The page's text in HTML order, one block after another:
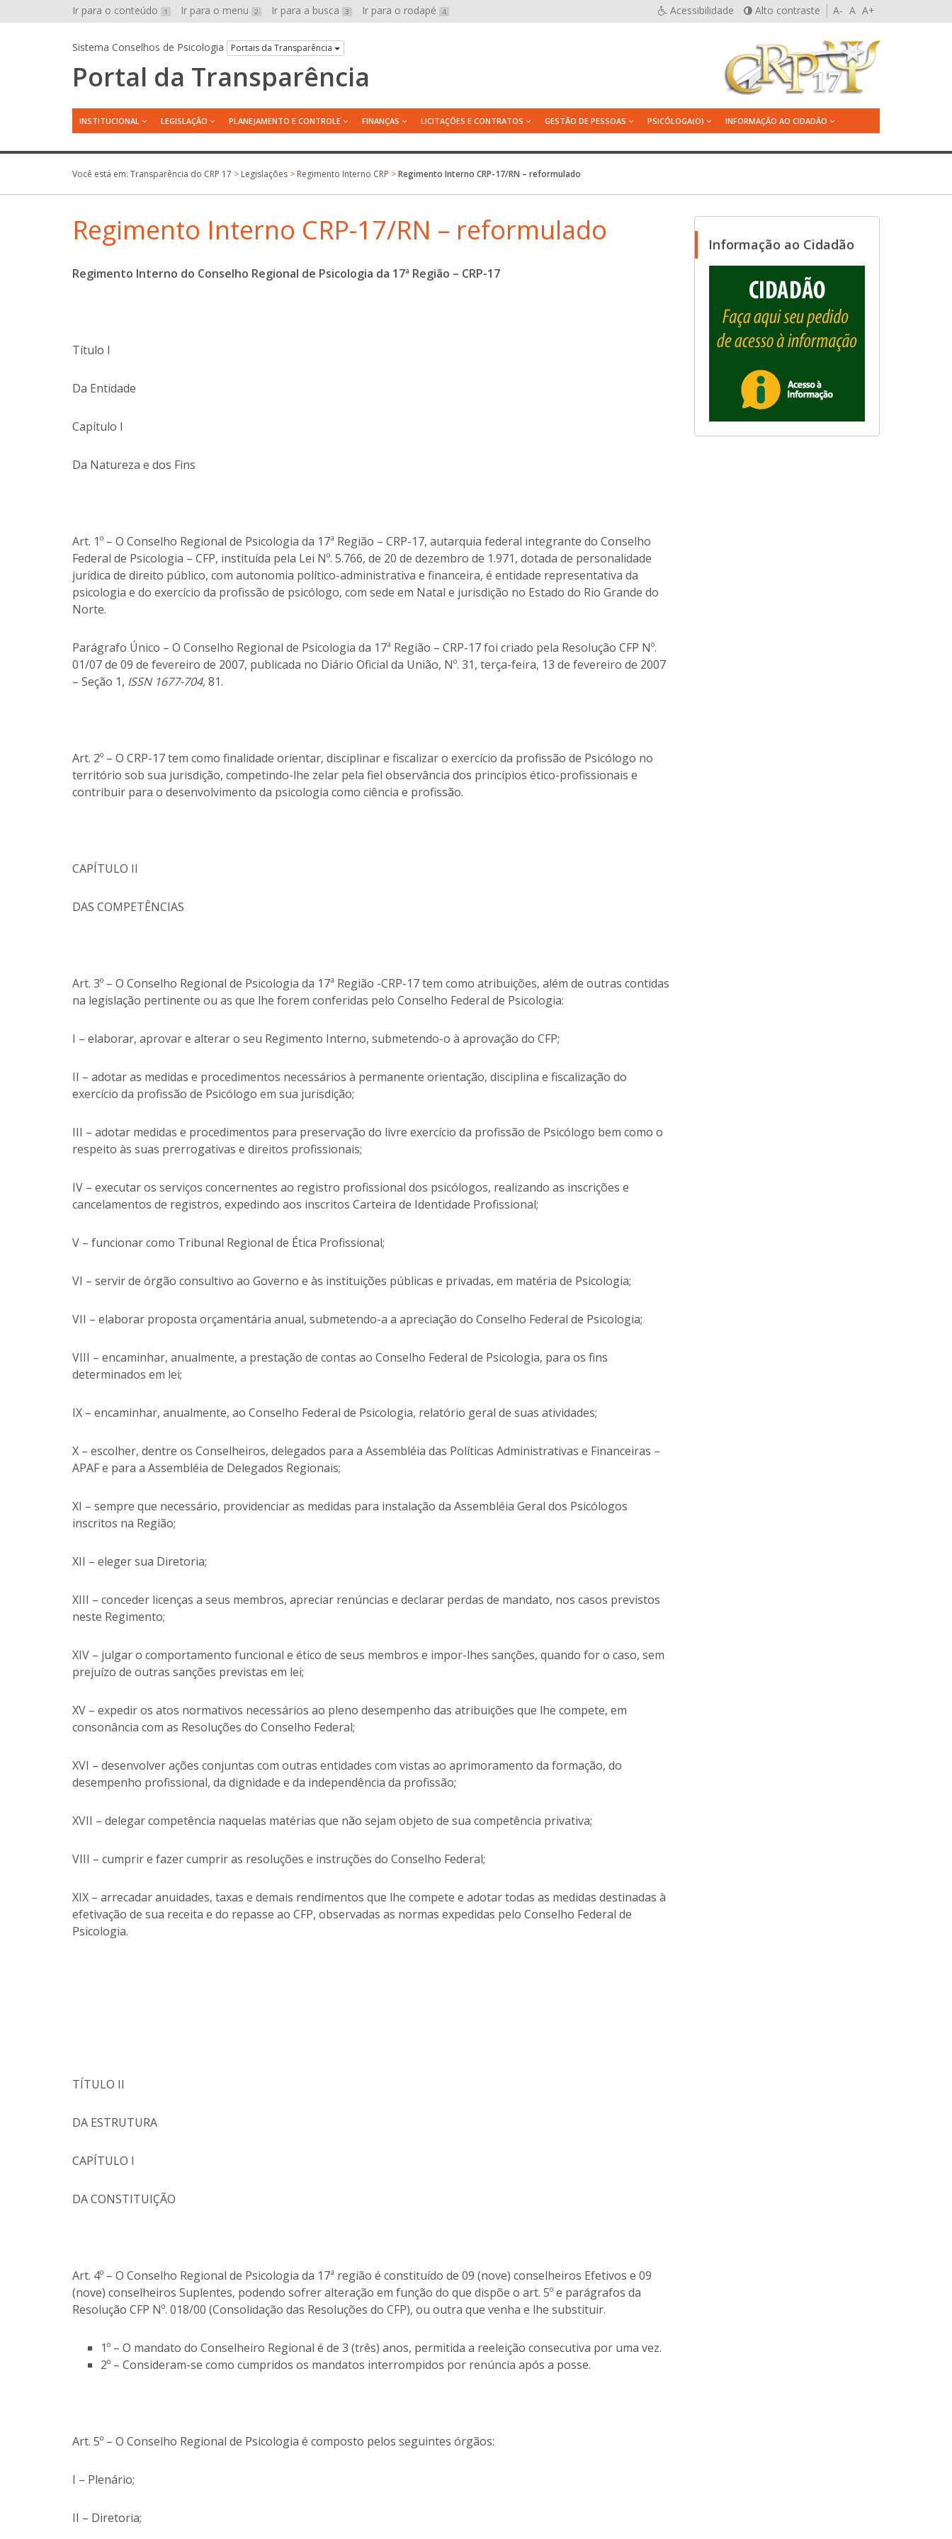
Ir para o conteúdo 1 Ir para o menu 2 Ir para a busca 3 Ir para o rodapé 4 Acessibilidade Alto contraste A- A A+
Sistema Conselhos de Psicologia Portais da Transparência
Portal da Transparência
INSTITUCIONAL LEGISLAÇÃO PLANEJAMENTO E CONTROLE FINANÇAS LICITAÇÕES E CONTRATOS GESTÃO DE PESSOAS PSICÓLOGA(O) INFORMAÇÃO AO CIDADÃO
Você está em: Transparência do CRP 17 > Legislações > Regimento Interno CRP >Regimento Interno CRP-17/RN – reformulado
Regimento Interno CRP-17/RN – reformulado
Regimento Interno do Conselho Regional de Psicologia da 17ª Região – CRP-17
Título I
Da Entidade
Capítulo I
Da Natureza e dos Fins
Art. 1º – O Conselho Regional de Psicologia da 17ª Região – CRP-17, autarquia federal integrante do Conselho
Federal de Psicologia – CFP, instituída pela Lei Nº. 5.766, de 20 de dezembro de 1.971, dotada de personalidade
jurídica de direito público, com autonomia político-administrativa e financeira, é entidade representativa da
psicologia e do exercício da profissão de psicólogo, com sede em Natal e jurisdição no Estado do Rio Grande do
Norte.
Parágrafo Único – O Conselho Regional de Psicologia da 17ª Região – CRP-17 foi criado pela Resolução CFP Nº.
01/07 de 09 de fevereiro de 2007, publicada no Diário Oficial da União, Nº. 31, terça-feira, 13 de fevereiro de 2007
– Seção 1, ISSN 1677-704,81.
Art. 2º – O CRP-17 tem como finalidade orientar, disciplinar e fiscalizar o exercício da profissão de Psicólogo no
território sob sua jurisdição, competindo-lhe zelar pela fiel observância dos princípios ético-profissionais e
contribuir para o desenvolvimento da psicologia como ciência e profissão.
CAPÍTULO II
DAS COMPETÊNCIAS
Art. 3º – O Conselho Regional de Psicologia da 17ª Região -CRP-17 tem como atribuições, além de outras contidas
na legislação pertinente ou as que lhe forem conferidas pelo Conselho Federal de Psicologia:
I – elaborar, aprovar e alterar o seu Regimento Interno, submetendo-o à aprovação do CFP;
II – adotar as medidas e procedimentos necessários à permanente orientação, disciplina e fiscalização do
exercício da profissão de Psicólogo em sua jurisdição;
III – adotar medidas e procedimentos para preservação do livre exercício da profissão de Psicólogo bem como o
respeito às suas prerrogativas e direitos profissionais;
IV – executar os serviços concernentes ao registro profissional dos psicólogos, realizando as inscrições e
cancelamentos de registros, expedindo aos inscritos Carteira de Identidade Profissional;
V – funcionar como Tribunal Regional de Ética Profissional;
VI – servir de órgão consultivo ao Governo e às instituições públicas e privadas, em matéria de Psicologia;
VII – elaborar proposta orçamentária anual, submetendo-a a apreciação do Conselho Federal de Psicologia;
VIII – encaminhar, anualmente, a prestação de contas ao Conselho Federal de Psicologia, para os fins
determinados em lei;
IX – encaminhar, anualmente, ao Conselho Federal de Psicologia, relatório geral de suas atividades;
X – escolher, dentre os Conselheiros, delegados para a Assembléia das Políticas Administrativas e Financeiras –
APAF e para a Assembléia de Delegados Regionais;
XI – sempre que necessário, providenciar as medidas para instalação da Assembléia Geral dos Psicólogos
inscritos na Região;
XII – eleger sua Diretoria;
XIII – conceder licenças a seus membros, apreciar renúncias e declarar perdas de mandato, nos casos previstos
neste Regimento;
XIV – julgar o comportamento funcional e ético de seus membros e impor-lhes sanções, quando for o caso, sem
prejuízo de outras sanções previstas em lei;
XV – expedir os atos normativos necessários ao pleno desempenho das atribuições que lhe compete, em
consonância com as Resoluções do Conselho Federal;
XVI – desenvolver ações conjuntas com outras entidades com vistas ao aprimoramento da formação, do
desempenho profissional, da dignidade e da independência da profissão;
XVII – delegar competência naquelas matérias que não sejam objeto de sua competência privativa;
VIII – cumprir e fazer cumprir as resoluções e instruções do Conselho Federal;
XIX – arrecadar anuidades, taxas e demais rendimentos que lhe compete e adotar todas as medidas destinadas à
efetivação de sua receita e do repasse ao CFP, observadas as normas expedidas pelo Conselho Federal de
Psicologia.
TÍTULO II
DA ESTRUTURA
CAPÍTULO I
DA CONSTITUIÇÃO
Art. 4º – O Conselho Regional de Psicologia da 17ª região é constituído de 09 (nove) conselheiros Efetivos e 09
(nove) conselheiros Suplentes, podendo sofrer alteração em função do que dispõe o art. 5º e parágrafos da
Resolução CFP Nº. 018/00 (Consolidação das Resoluções do CFP), ou outra que venha e lhe substituir.
1º – O mandato do Conselheiro Regional é de 3 (três) anos, permitida a reeleição consecutiva por uma vez.
2º – Consideram-se como cumpridos os mandatos interrompidos por renúncia após a posse.
Art. 5º – O Conselho Regional de Psicologia é composto pelos seguintes órgãos:
I – Plenário;
II – Diretoria;
Informação ao Cidadão